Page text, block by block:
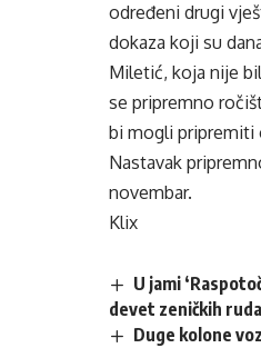
određeni drugi
dokaza koji su
Miletić, koja nije
se pripremno
bi mogli pripremiti
Nastavak
novembar.
Klix
U jami
devet zeničkih
Duge kolone